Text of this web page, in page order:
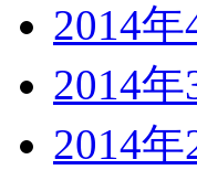
2014
2014
2014